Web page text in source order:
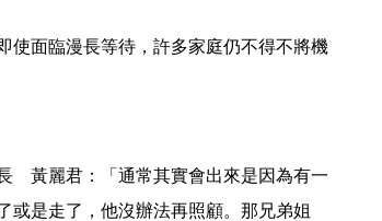
使面臨漫長等待，許多家庭仍不得不將機
黃麗君：「通常其實會出來是因為有一
或是走了，他沒辦法再照顧。那兄弟姐